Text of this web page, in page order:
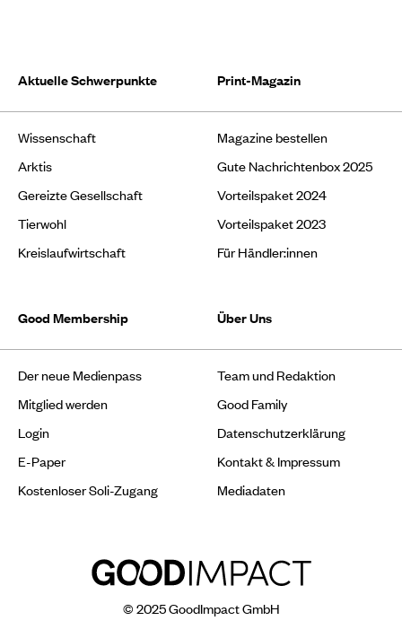
Aktuelle Schwerpunkte
Wissenschaft
Arktis
Gereizte Gesellschaft
Tierwohl
Kreislaufwirtschaft
Print-Magazin
Magazine bestellen
Gute Nachrichtenbox 2025
Vorteilspaket 2024
Vorteilspaket 2023
Für Händler:innen
Good Membership
Der neue Medienpass
Mitglied werden
Login
E-Paper
Kostenloser Soli-Zugang
Über Uns
Team und Redaktion
Good Family
Datenschutzerklärung
Kontakt & Impressum
Mediadaten
© 2025 GoodImpact GmbH